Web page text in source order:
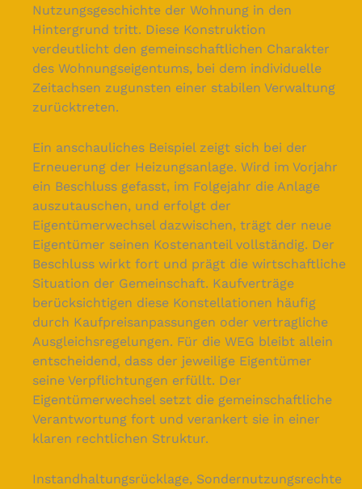
Nutzungsgeschichte der Wohnung in den
Hintergrund tritt. Diese Konstruktion
verdeutlicht den gemeinschaftlichen Charakter
des Wohnungseigentums, bei dem individuelle
Zeitachsen zugunsten einer stabilen Verwaltung
zurücktreten.
Ein anschauliches Beispiel zeigt sich bei der
Erneuerung der Heizungsanlage. Wird im Vorjahr
ein Beschluss gefasst, im Folgejahr die Anlage
auszutauschen, und erfolgt der
Eigentümerwechsel dazwischen, trägt der neue
Eigentümer seinen Kostenanteil vollständig. Der
Beschluss wirkt fort und prägt die wirtschaftliche
Situation der Gemeinschaft. Kaufverträge
berücksichtigen diese Konstellationen häufig
durch Kaufpreisanpassungen oder vertragliche
Ausgleichsregelungen. Für die WEG bleibt allein
entscheidend, dass der jeweilige Eigentümer
seine Verpflichtungen erfüllt. Der
Eigentümerwechsel setzt die gemeinschaftliche
Verantwortung fort und verankert sie in einer
klaren rechtlichen Struktur.
Instandhaltungsrücklage, Sondernutzungsrechte